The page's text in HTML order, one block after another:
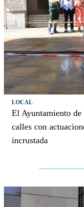
LOCAL
El Ayuntamiento
calles con
incrustada